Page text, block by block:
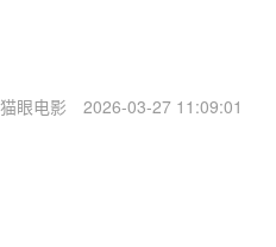
猫眼电影 2026-03-27 11:09:01